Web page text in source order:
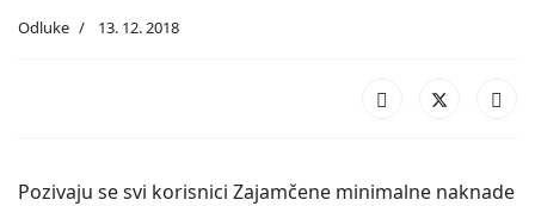
Odluke 13. 12. 2018
Pozivaju se svi korisnici Zajamčene minimalne naknade